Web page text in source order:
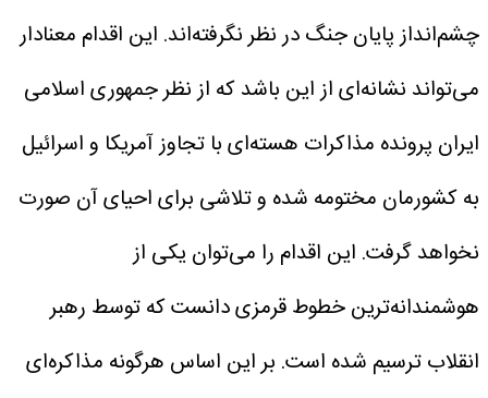
چشم‌انداز پایان جنگ در نظر نگرفته‌اند. این اقدام معنادار
می‌تواند نشانه‌ای از این باشد که از نظر جمهوری اسلامی
ایران پرونده مذاکرات هسته‌ای با تجاوز آمریکا و اسرائیل
به کشورمان مختومه شده و تلاشی برای احیای آن صورت
نخواهد گرفت. این اقدام را می‌توان یکی از
هوشمندانه‌ترین خطوط قرمزی دانست که توسط رهبر
انقلاب ترسیم شده است. بر این اساس هرگونه مذاکره‌ای